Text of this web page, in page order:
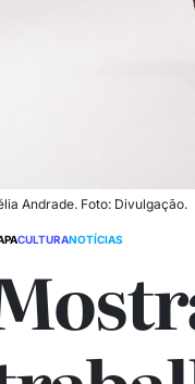
Andrade. Foto: Divulgação.
CULTURANOTÍCIAS